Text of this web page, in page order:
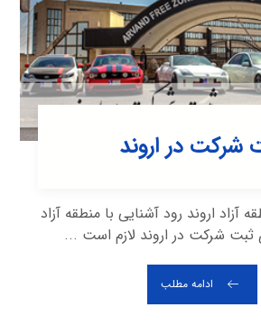
شرکت در اروند
اروند رود آشنایی با منطقه آزاد
ثبت شرکت در اروند لازم است ...
ادامه مطلب